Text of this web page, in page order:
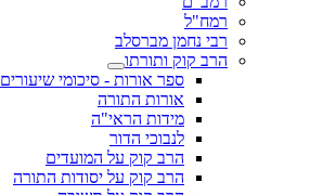
רמח"ל
רבי נחמן מברסלב
הרב קוק ותורתו
ספר אורות - סיכומי שיעורים
אורות התורה
מידות הראי"ה
לנבוכי הדור
הרב קוק על המועדים
הרב קוק על יסודות התורה